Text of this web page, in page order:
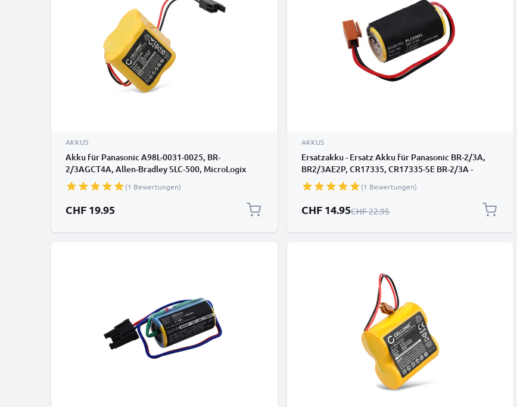
AKKUS
Akku für Panasonic A98L-0031-0025, BR-
2/3AGCT4A, Allen-Bradley SLC-500, MicroLogix
1400, MicroLogix 1500 A98L00310025,
BR2/3AGCT4A (2900mAh, 6V) von subtel
(1 Bewertungen)
CHF 19.95
AKKUS
Ersatzakku - Ersatz Akku für Panasonic BR-2/3A,
BR2/3AE2P, CR17335, CR17335-SE BR-2/3A -
Zusatzakku 1200mAh, Batterie
(1 Bewertungen)
Sonderpreis
CHF 14.95Regulärer Preis
CHF 22.95